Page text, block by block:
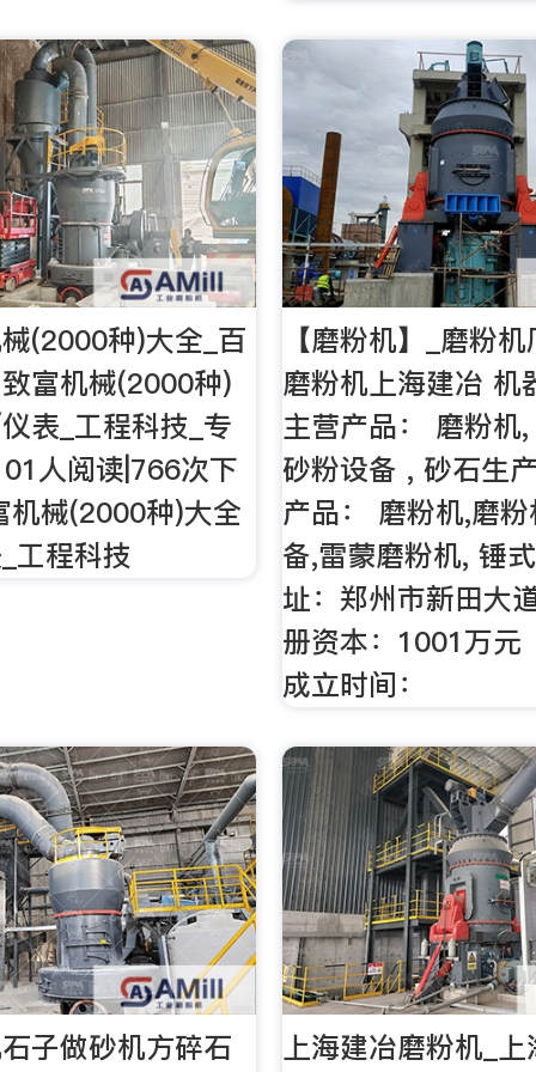
(2000种)大全_百
富机械(2000种)
表_工程科技_专
人阅读|766次下
机械(2000种)大全
工程科技
【磨粉机】_磨粉
磨粉机上海建冶 机
主营产品： 磨粉机
砂粉设备 , 砂石生
产品： 磨粉机,磨
备,雷蒙磨粉机, 锤
址：郑州市新田大
册资本：1001万元
成立时间：
子做砂机方碎石
上海建冶磨粉机_